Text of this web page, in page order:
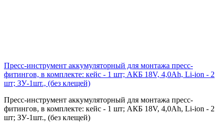
Пресс-инструмент аккумуляторный для монтажа пресс-
фитингов, в комплекте: кейс - 1 шт; АКБ 18V, 4,0Ah, Li-ion - 2
шт; ЗУ-1шт., (без клещей)
Пресс-инструмент аккумуляторный для монтажа пресс-
фитингов, в комплекте: кейс - 1 шт; АКБ 18V, 4,0Ah, Li-ion - 2
шт; ЗУ-1шт., (без клещей)